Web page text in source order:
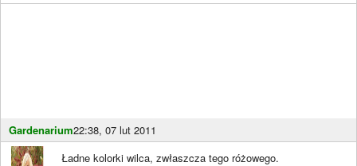
Gardenarium22:38, 07 lut 2011
Ładne kolorki wilca, zwłaszcza tego różowego.